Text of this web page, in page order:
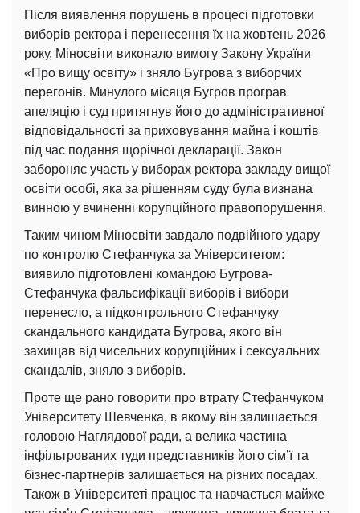
Після виявлення порушень в процесі підготовки
виборів ректора і перенесення їх на жовтень 2026
року, Міносвіти виконало вимогу Закону України
«Про вищу освіту» і зняло Бугрова з виборчих
перегонів. Минулого місяця Бугров програв
апеляцію і суд притягнув його до адміністративної
відповідальності за приховування майна і коштів
під час подання щорічної декларації. Закон
забороняє участь у виборах ректора закладу вищої
освіти особі, яка за рішенням суду була визнана
винною у вчиненні корупційного правопорушення.
Таким чином Міносвіти завдало подвійного удару
по контролю Стефанчука за Університетом:
виявило підготовлені командою Бугрова-
Стефанчука фальсифікації виборів і вибори
перенесло, а підконтрольного Стефанчуку
скандального кандидата Бугрова, якого він
захищав від чисельних корупційних і сексуальних
скандалів, зняло з виборів.
Проте ще рано говорити про втрату Стефанчуком
Університету Шевченка, в якому він залишається
головою Наглядової ради, а велика частина
інфільтрованих туди представників його сім’ї та
бізнес-партнерів залишається на різних посадах.
Також в Університеті працює та навчається майже